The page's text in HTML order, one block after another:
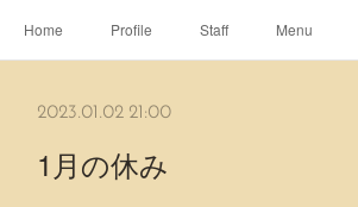
Home Profile Staff Menu
2023.01.02 21:00
1月の休み